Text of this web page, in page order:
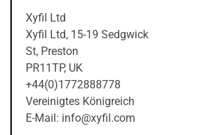
Xyfil Ltd
Xyfil Ltd, 15-19 Sedgwick
St, Preston
PR11TP, UK
+44(0)1772888778
Vereinigtes Königreich
E-Mail: info@xyfil.com